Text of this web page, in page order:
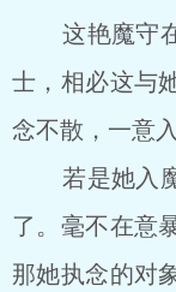
这艳魔守在
士，相必这与
念不散，一意入
若是她入魔
了。毫不在意
那她执念的对